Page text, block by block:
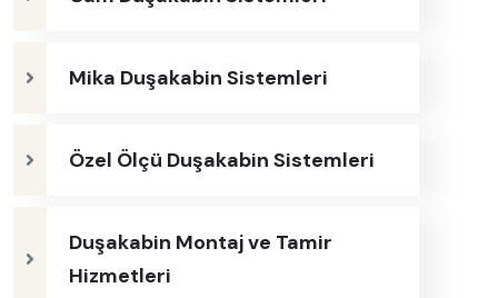
Mika Duşakabin Sistemleri
Özel Ölçü Duşakabin Sistemleri
Duşakabin Montaj ve Tamir
Hizmetleri